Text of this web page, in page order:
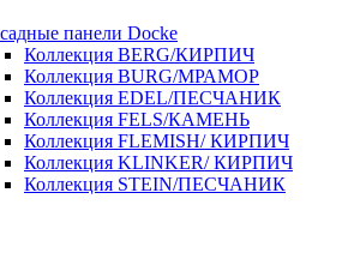
панели Docke
Коллекция BERG/КИРПИЧ
Коллекция BURG/МРАМОР
Коллекция EDEL/ПЕСЧАНИК
Коллекция FELS/КАМЕНЬ
Коллекция FLEMISH/ КИРПИЧ
Коллекция KLINKER/ КИРПИЧ
Коллекция STEIN/ПЕСЧАНИК